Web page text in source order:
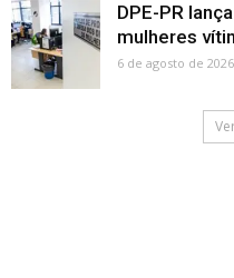
DPE-PR
mulheres
6 de agosto de 2026